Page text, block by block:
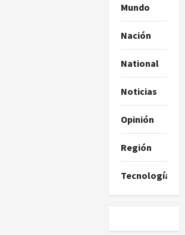
Mundo
Nación
National
Noticias
Opinión
Región
Tecnología